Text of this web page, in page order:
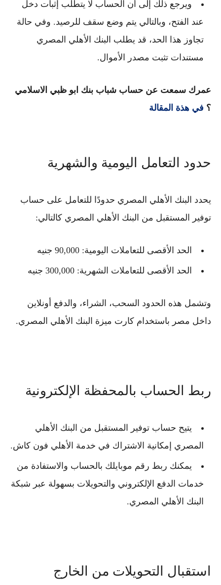
ويرجع ذلك إلى أن الحساب لا يتطلب إثبات دخل
عند الفتح، وبالتالي يتم وضع سقف للرصيد. وفي حالة
تجاوز هذا الحد، قد يطلب البنك الأهلي المصري
مستندات تثبت مصدر الأموال.
عمرك سمعت عن حساب شباب بنك ابو ظبي الاسلامي
؟ في هذة المقالة
حدود التعامل اليومية والشهرية
يحدد البنك الأهلي المصري حدودًا للتعامل على حساب
توفير المستقبل من البنك الأهلي المصري كالتالي:
الحد الأقصى للتعاملات اليومية: 90,000 جنيه
الحد الأقصى للتعاملات الشهرية: 300,000 جنيه
وتشمل هذه الحدود السحب، الشراء، والدفع أونلاين
داخل مصر باستخدام كارت ميزة البنك الأهلي المصري.
ربط الحساب بالمحفظة الإلكترونية
يتيح حساب توفير المستقبل من البنك الأهلي
المصري إمكانية الاشتراك في خدمة الأهلي فون كاش.
يمكنك ربط رقم موبايلك بالحساب والاستفادة من
خدمات الدفع الإلكتروني والتحويلات بسهولة عبر شبكة
البنك الأهلي المصري.
استقبال التحويلات من الخارج